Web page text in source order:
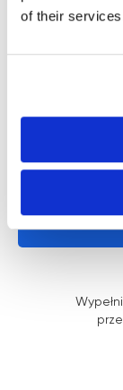
of their
Aparatura /